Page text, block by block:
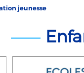
jeunesse